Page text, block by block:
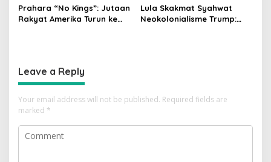
Prahara “No Kings”: Jutaan
Rakyat Amerika Turun ke
Lula Skakmat Syahwat
Neokolonialisme Trump:
Leave a Reply
Your email address will not be published. Required fields are
marked *